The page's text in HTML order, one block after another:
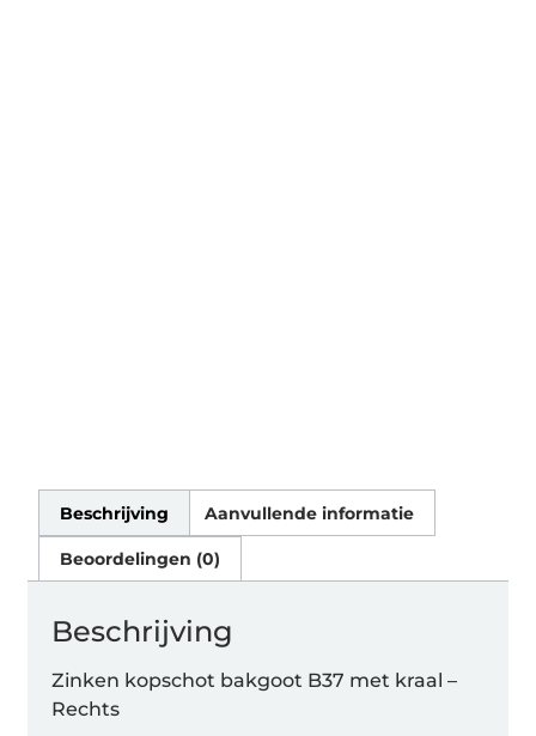
Beschrijving Aanvullende informatie
Beoordelingen (0)
Beschrijving
Zinken kopschot bakgoot B37 met kraal –
Rechts